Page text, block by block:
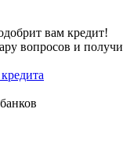
вам кредит!
вопросов и